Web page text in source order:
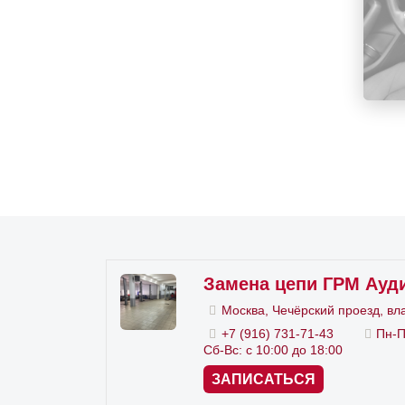
Есть
Замена цепи ГРМ
Москва, Чечёрский проезд,
+7 (916) 731-71-43
Пн-
Сб-Вс: с 10:00 до 18:00
ЗАПИСАТЬСЯ